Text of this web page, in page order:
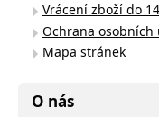
Vrácení zboží do
Ochrana osobních
Mapa stránek
O nás